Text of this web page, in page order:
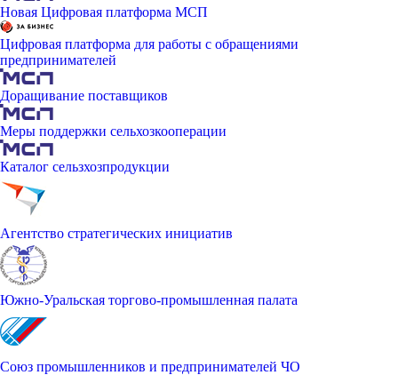
Новая Цифровая платформа МСП
Цифровая платформа для работы с обращениями
предпринимателей
Доращивание поставщиков
Меры поддержки сельхозкооперации
Каталог сельзхозпродукции
Агентство стратегических инициатив
Южно-Уральская торгово-промышленная палата
Союз промышленников и предпринимателей ЧО